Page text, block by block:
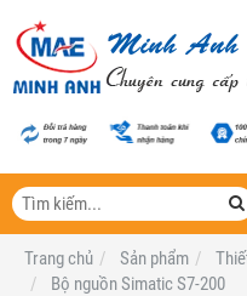
Trang chủ
Sản phẩm
Bộ nguồn Simatic S7-200